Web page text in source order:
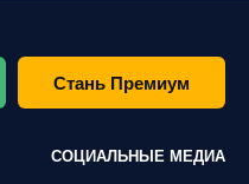
Стань Премиум
СОЦИАЛЬНЫЕ МЕДИА